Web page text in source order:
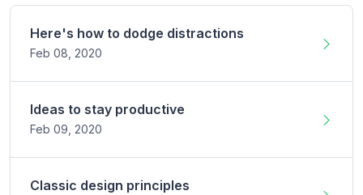
Here's how to dodge distractions
Feb 08, 2020
Ideas to stay productive
Feb 09, 2020
Classic design principles